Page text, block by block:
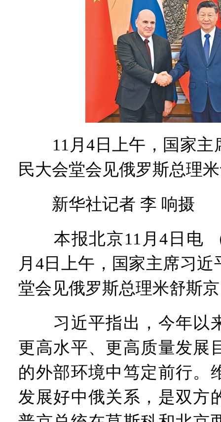
11月4日上午，国家主
民大会堂会见俄罗斯总理
新华社记者 李 响摄
本报北京11月4日电
月4日上午，国家主席习
堂会见俄罗斯总理米舒斯
习近平指出，今年以
更高水平、更高质量发展
的外部环境中笃定前行。
发展好中俄关系，是双方